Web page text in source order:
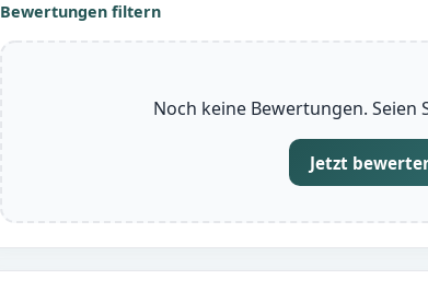
Bewertungen filtern
Noch keine Bewertungen. Seien
Jetzt